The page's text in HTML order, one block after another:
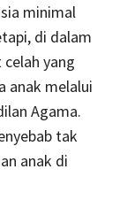
minimal
di dalam
yang
anak melalui
Agama.
tak
anak di